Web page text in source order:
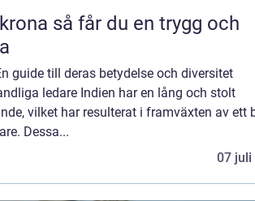
trygg och
guide till deras betydelse och diversitet
ledare Indien har en lång och stolt
vilket har resulterat i framväxten av ett
Dessa...
07 juli